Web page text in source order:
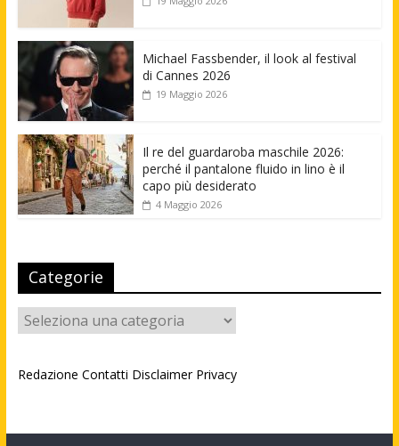
Michael Fassbender, il look al festival
di Cannes 2026
19 Maggio 2026
Il re del guardaroba maschile 2026:
perché il pantalone fluido in lino è il
capo più desiderato
4 Maggio 2026
Categorie
Categorie
Redazione Contatti Disclaimer Privacy